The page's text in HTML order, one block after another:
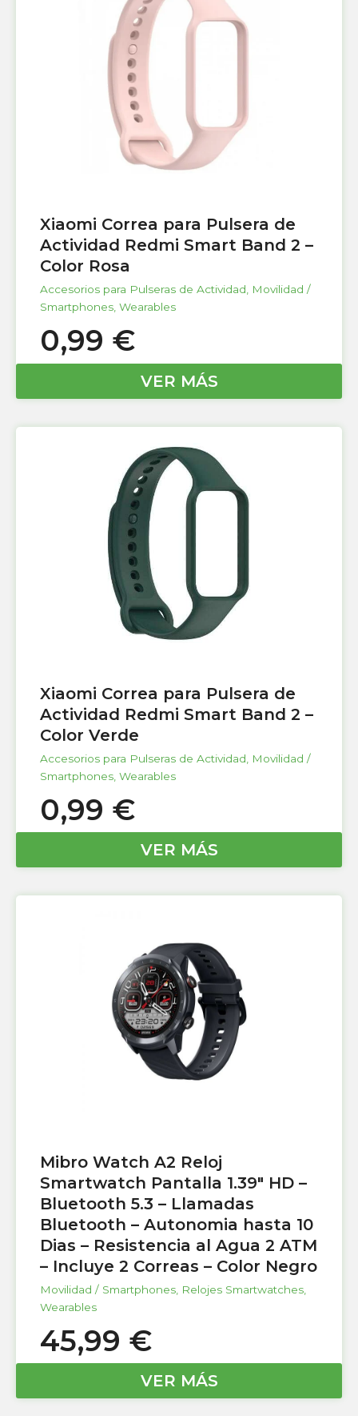
Xiaomi Correa para Pulsera de
Actividad Redmi Smart Band 2 –
Color Rosa
Accesorios para Pulseras de Actividad, Movilidad /
Smartphones, Wearables
0,99 €
VER MÁS
Xiaomi Correa para Pulsera de
Actividad Redmi Smart Band 2 –
Color Verde
Accesorios para Pulseras de Actividad
Movilidad /
Smartphones Wearables
0,99 €
VER MÁS
Mibro Watch A2 Reloj
Smartwatch Pantalla 1.39″ HD –
Bluetooth 5.3 – Llamadas
Bluetooth – Autonomia hasta 10
Dias – Resistencia al Agua 2 ATM
– Incluye 2 Correas – Color Negro
Movilidad / Smartphones Relojes Smartwatches
Wearables
45,99 €
VER MÁS